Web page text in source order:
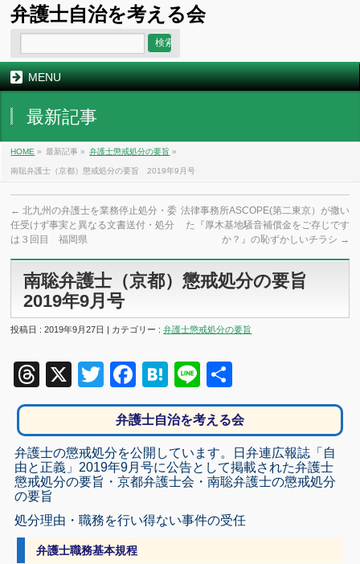
弁護士自治を考える会
MENU
最新記事
HOME » 最新記事 » 弁護士懲戒処分の要旨 »
南聡弁護士（京都）懲戒処分の要旨 2019年9月号
← 北九州の弁護士を業務停止処分・委
任受けず事実と異なる文書送付・処分
は３回目 福岡県
法律事務所ASCOPE(第二東京）が撒い
た『厚木基地騒音補償金をご存じです
か？』の恥ずかしいチラシ →
南聡弁護士（京都）懲戒処分の要旨
2019年9月号
投稿日 : 2019年9月27日 | カテゴリー :弁護士懲戒処分の要旨
Threads
X TwitterFacebook
Hatena
Line
有
弁護士自治を考える会
弁護士の懲戒処分を公開しています。日弁連広報誌「自
由と正義」2019年9月号に公告として掲載された弁護士
懲戒処分の要旨・京都弁護士会・南聡弁護士の懲戒処分
の要旨
処分理由・職務を行い得ない事件の受任
弁護士職務基本規程